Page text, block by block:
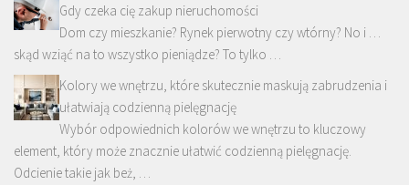
Gdy czeka cię zakup nieruchomości
Dom czy mieszkanie? Rynek pierwotny czy wtórny? No i …
skąd wziąć na to wszystko pieniądze? To tylko …
Kolory we wnętrzu, które skutecznie maskują zabrudzenia i
ułatwiają codzienną pielęgnację
Wybór odpowiednich kolorów we wnętrzu to kluczowy
element, który może znacznie ułatwić codzienną pielęgnację.
Odcienie takie jak beż, …